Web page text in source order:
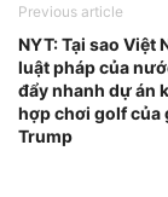
Previous article
NYT: Tại sao Việt
luật pháp của
đẩy nhanh dự án
hợp chơi golf của
Trump